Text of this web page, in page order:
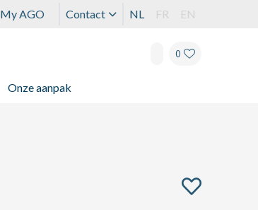
My AGO Contact NL FR EN
Onze aanpak
0